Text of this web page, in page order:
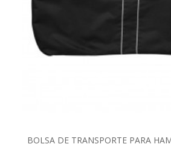
BOLSA DE TRANSPORTE PARA